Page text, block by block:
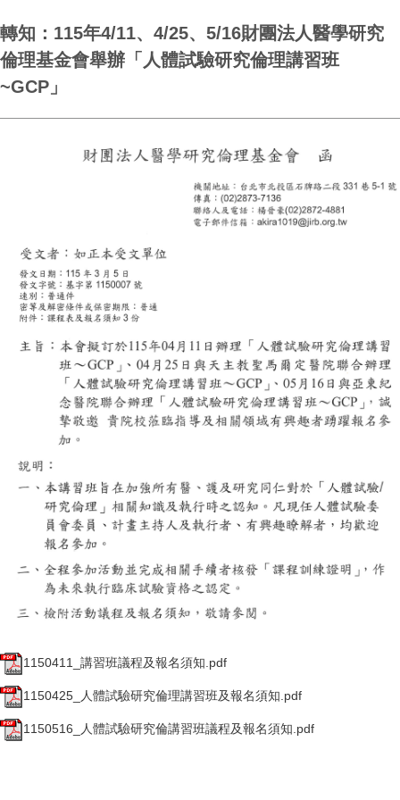
轉知：115年4/11、4/25、5/16財團法人醫學研究
倫理基金會舉辦「人體試驗研究倫理講習班
~GCP」
1150411_講習班議程及報名須知.pdf
1150425_人體試驗研究倫理講習班及報名須知.pdf
1150516_人體試驗研究倫講習班議程及報名須知.pdf